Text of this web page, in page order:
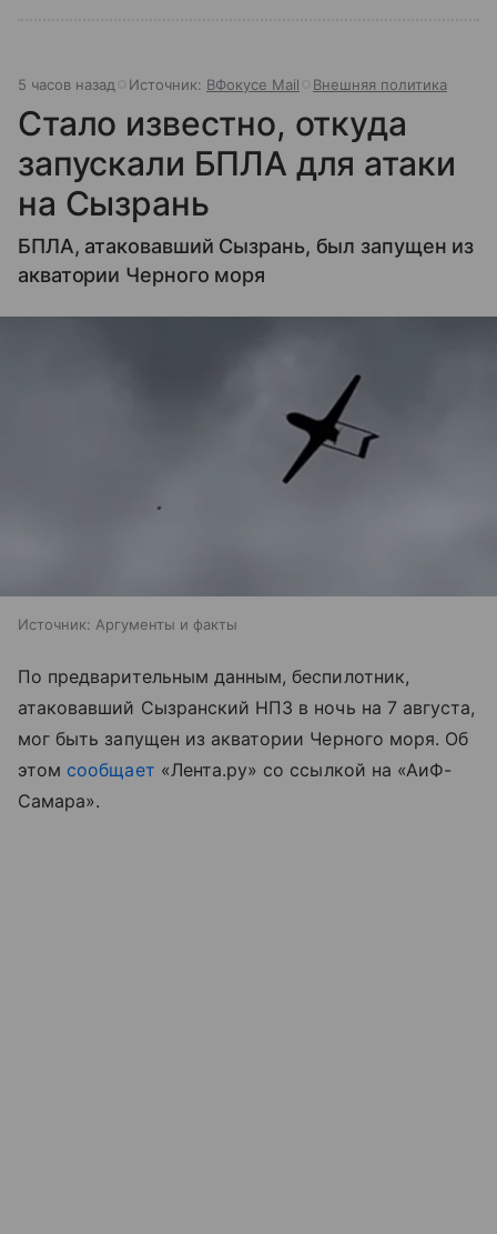
5 часов назад Источник: ВФокусе Mail Внешняя политика
Стало известно, откуда
запускали БПЛА для атаки
на Сызрань
БПЛА, атаковавший Сызрань, был запущен из
акватории Черного моря
Источник: Аргументы и факты
По предварительным данным, беспилотник,
атаковавший Сызранский НПЗ в ночь на 7 августа,
мог быть запущен из акватории Черного моря. Об
этом сообщает «Лента.ру» со ссылкой на «АиФ-
Самара».